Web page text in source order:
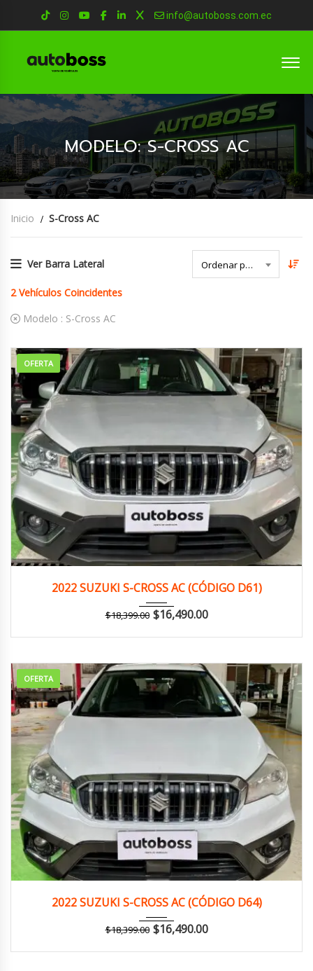
info@autoboss.com.ec
MODELO: S-CROSS AC
Inicio S-Cross AC
Ver Barra Lateral Ordenar por Fecha
2 Vehículos Coincidentes
Modelo : S-Cross AC
OFERTA
2022 SUZUKI S-CROSS AC (CÓDIGO D61)
$18,399.00 $16,490.00
OFERTA
144,000 km
2022 SUZUKI S-CROSS AC (CÓDIGO D64)
$18,399.00 $16,490.00